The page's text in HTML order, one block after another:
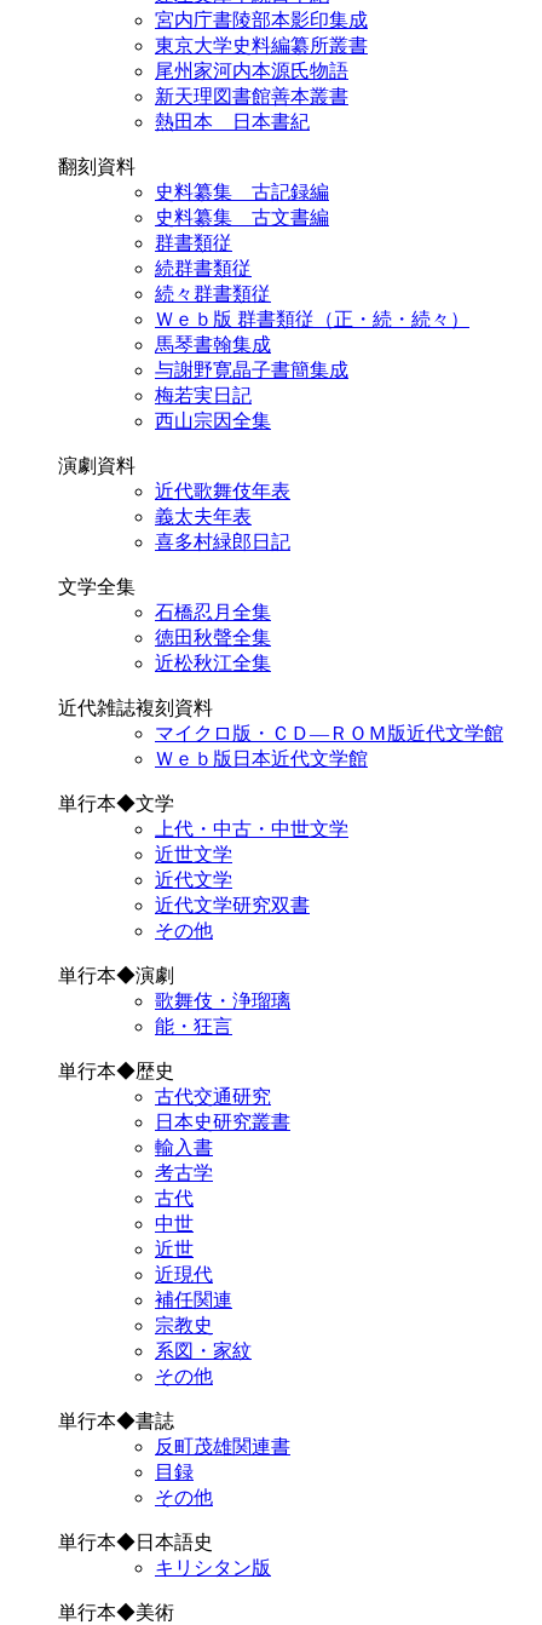
宮内庁書陵部本影印集成
東京大学史料編纂所叢書
尾州家河内本源氏物語
新天理図書館善本叢書
熱田本 日本書紀
翻刻資料
史料纂集 古記録編
史料纂集 古文書編
群書類従
続群書類従
続々群書類従
Ｗｅｂ版 群書類従（正・続・続々）
馬琴書翰集成
与謝野寛晶子書簡集成
梅若実日記
西山宗因全集
演劇資料
近代歌舞伎年表
義太夫年表
喜多村緑郎日記
文学全集
石橋忍月全集
徳田秋聲全集
近松秋江全集
近代雑誌複刻資料
マイクロ版・ＣＤ―ＲＯＭ版近代文学館
Ｗｅｂ版日本近代文学館
単行本◆文学
上代・中古・中世文学
近世文学
近代文学
近代文学研究双書
その他
単行本◆演劇
歌舞伎・浄瑠璃
能・狂言
単行本◆歴史
古代交通研究
日本史研究叢書
輸入書
考古学
古代
中世
近世
近現代
補任関連
宗教史
系図・家紋
その他
単行本◆書誌
反町茂雄関連書
目録
その他
単行本◆日本語史
キリシタン版
単行本◆美術